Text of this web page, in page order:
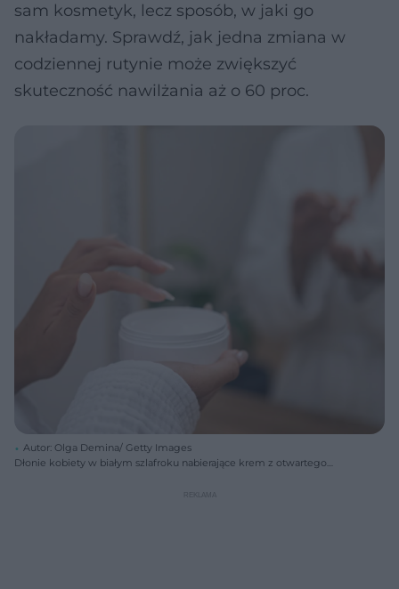
sam kosmetyk, lecz sposób, w jaki go
nakładamy. Sprawdź, jak jedna zmiana w
codziennej rutynie może zwiększyć
skuteczność nawilżania aż o 60 proc.
Autor: Olga Demina/ Getty Images
Dłonie kobiety w białym szlafroku nabierające krem z otwartego
dłoń z kremem. Ilustruje to prawidłową aplikację kosmetyków na